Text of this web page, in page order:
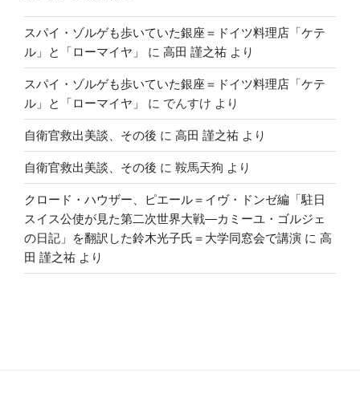
スパイ・ゾルゲも歩いていた銀座＝ドイツ料理店「ケテ
ル」と「ローマイヤ」
に 高田 謹之祐 より
スパイ・ゾルゲも歩いていた銀座＝ドイツ料理店「ケテ
ル」と「ローマイヤ」
に でんすけ より
自衛官救出美談、その後 に 高田 謹之祐 より
自衛官救出美談、その後 に 鞍馬天狗 より
クロード・ハウザー、ピエール＝イヴ・ドンゼ編「駐日
スイス公使が見た第二次世界大戦―カミーユ・ゴルジェ
の日記」を翻訳した鈴木光子氏＝大学同窓会で講演 に 高
田 謹之祐 より